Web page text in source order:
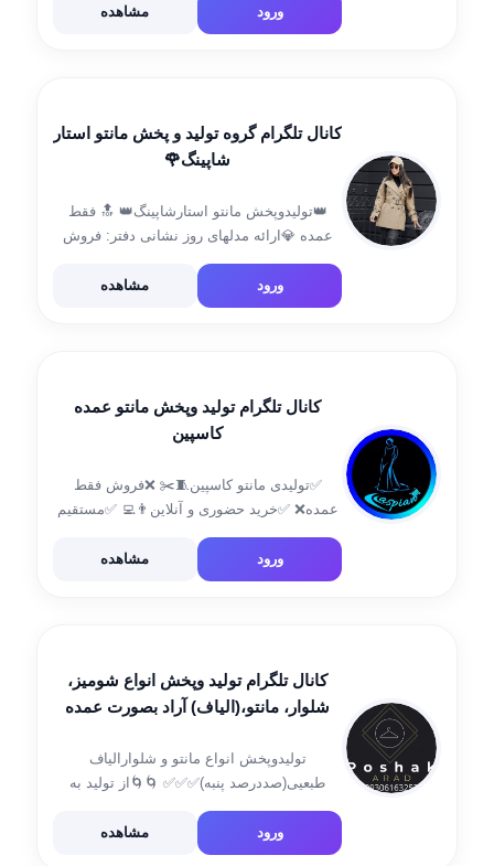
زیر قیمت کل بازار 09384712198
@mohsenkm97 لینک اینستاگرام
ورود مشاهده
کانال تلگرام گروه تولید و پخش مانتو استار
شاپینگ🌹
👑تولیدوپخش مانتو استارشاپینگ👑 🔝 فقط
عمده 💎ارائه مدلهای روز نشانی دفتر: فروش
خزایی 09196045053 مشاوره وسفارش:👇👇
@tajer11 💰مستقیما ازتولیدکننده خریدنمایید💰
ورود مشاهده
کانال تلگرام تولید وپخش مانتو عمده
کاسپین
✅تولیدی مانتو کاسپین🧵✂️ ❌فروش فقط
عمده❌ ✅خرید حضوری و آنلاین👨‍💻 ✅مستقیم
@order_shoop ✅شماره تماس 09912089741
ورود مشاهده
کانال تلگرام تولید وپخش انواع شومیز،
شلوار، مانتو،(الیاف) آراد بصورت عمده
تولیدوپخش انواع مانتو و شلوارالیاف
طبعیی(صددرصد پنبه)✅✅✅ 🌀🌀از تولید به
@poshak_arad1454 شماره
تماس09306163253 ارسال به تمام نقاط کشور
ورود مشاهده